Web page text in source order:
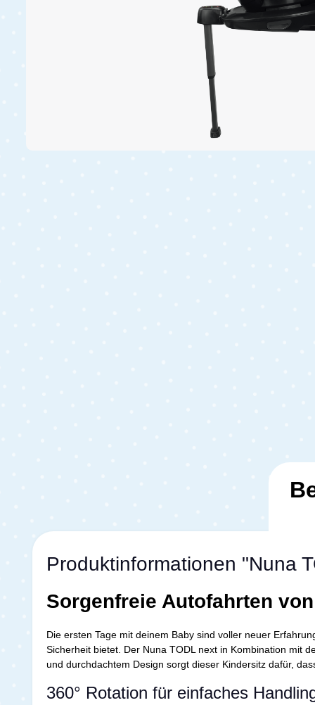
Produktinformationen "Nuna
Sorgenfreie Autofahrten
Die ersten Tage mit deinem Baby sind voller neuer
Sicherheit bietet. Der Nuna TODL next in Kombination mit
und durchdachtem Design sorgt dieser Kindersitz dafür,
360° Rotation für einfaches